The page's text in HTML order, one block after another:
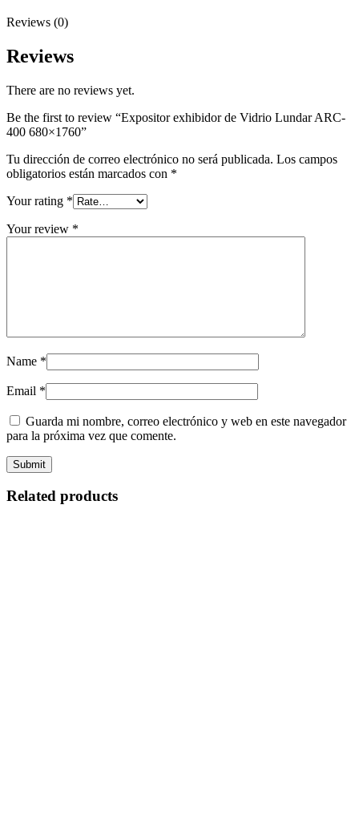
Reviews (0)
Reviews
There are no reviews yet.
Be the first to review “Expositor exhibidor de Vidrio Lundar ARC-
400 680×1760”
Tu dirección de correo electrónico no será publicada. Los campos
obligatorios están marcados con *
Your rating *
Your review *
Name *
Email *
Guarda mi nombre, correo electrónico y web en este navegador
para la próxima vez que comente.
Related products